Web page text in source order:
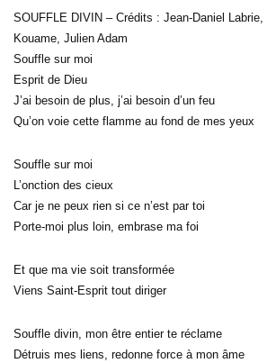
SOUFFLE DIVIN – Crédits : Jean-Daniel Labrie,
Kouame, Julien Adam
Souffle sur moi
Esprit de Dieu
J’ai besoin de plus, j’ai besoin d’un feu
Qu’on voie cette flamme au fond de mes yeux
Souffle sur moi
L’onction des cieux
Car je ne peux rien si ce n’est par toi
Porte-moi plus loin, embrase ma foi
Et que ma vie soit transformée
Viens Saint-Esprit tout diriger
Souffle divin, mon être entier te réclame
Détruis mes liens, redonne force à mon âme